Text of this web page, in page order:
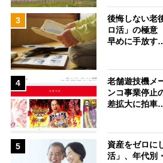
3
後悔しない老
ロ活」の極
早めに手放す
4
老舗遊技機メ
ンコ事業停止
差拡大に拍車
5
資産をゼロに
活」、年代別